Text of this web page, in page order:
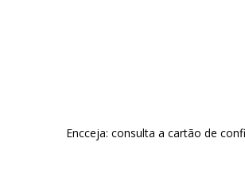
Encceja: consulta a cartão de